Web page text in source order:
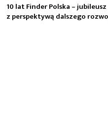
10 lat Finder Polska – jubileusz
z perspektywą dalszego